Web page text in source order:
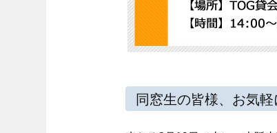
同窓生の皆様、お気